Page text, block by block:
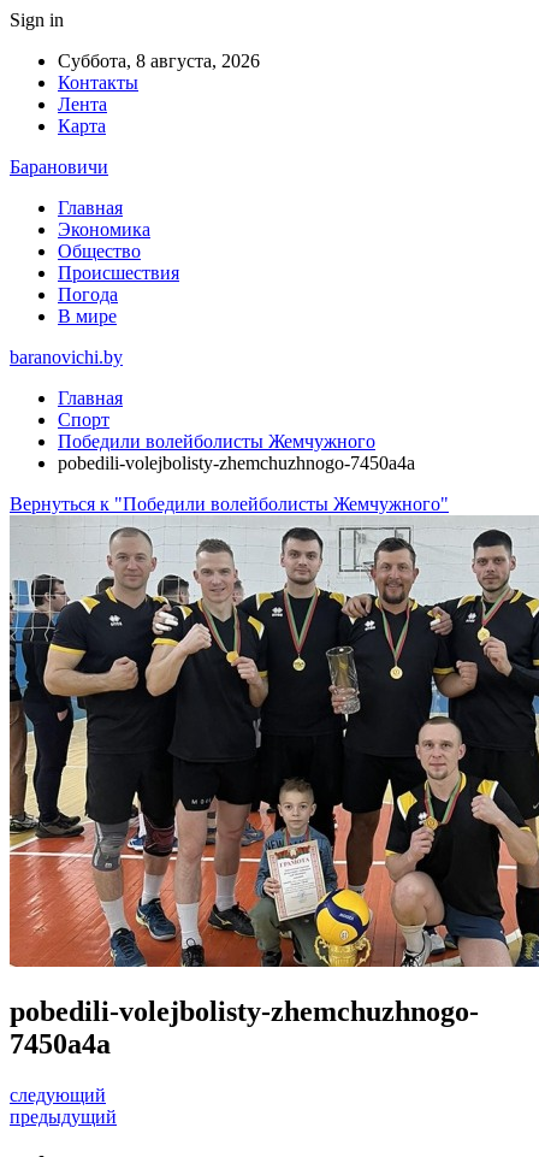
Sign in
Суббота, 8 августа, 2026
Контакты
Лента
Карта
Барановичи
Главная
Экономика
Общество
Происшествия
Погода
В мире
baranovichi.by
Главная
Спорт
Победили волейболисты Жемчужного
pobedili-volejbolisty-zhemchuzhnogo-7450a4a
Вернуться к "Победили волейболисты Жемчужного"
pobedili-volejbolisty-zhemchuzhnogo-
7450a4a
следующий
предыдущий